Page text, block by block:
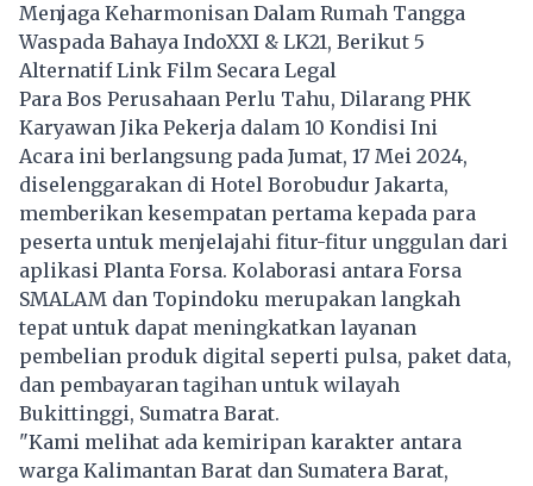
Menjaga Keharmonisan Dalam Rumah Tangga
Waspada Bahaya IndoXXI & LK21, Berikut 5
Alternatif Link Film Secara Legal
Para Bos Perusahaan Perlu Tahu, Dilarang PHK
Karyawan Jika Pekerja dalam 10 Kondisi Ini
Acara ini berlangsung pada Jumat, 17 Mei 2024,
diselenggarakan di Hotel Borobudur Jakarta,
memberikan kesempatan pertama kepada para
peserta untuk menjelajahi fitur-fitur unggulan dari
aplikasi Planta Forsa. Kolaborasi antara Forsa
SMALAM dan Topindoku merupakan langkah
tepat untuk dapat meningkatkan layanan
pembelian produk digital seperti pulsa, paket data,
dan pembayaran tagihan untuk wilayah
Bukittinggi, Sumatra Barat.
"Kami melihat ada kemiripan karakter antara
warga Kalimantan Barat dan Sumatera Barat,